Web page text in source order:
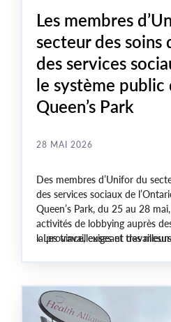
Les membres
secteur des soins
des services
le système public
Queen’s Park
28 MAI 2026
Des membres d’Unifor du
des services sociaux de
Queen’s Park, du 25 au 28
activités de lobbying auprès
la province, exigeant des
« Les travailleuses et